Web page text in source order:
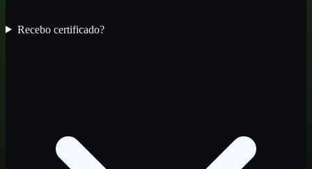
Recebo certificado?